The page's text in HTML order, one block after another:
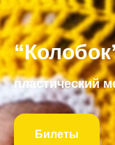
пластический
Билеты